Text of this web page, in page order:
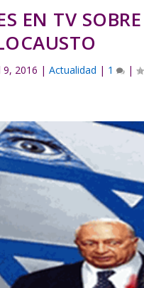
EN TV
9, 2016 | Actualidad | 1 |